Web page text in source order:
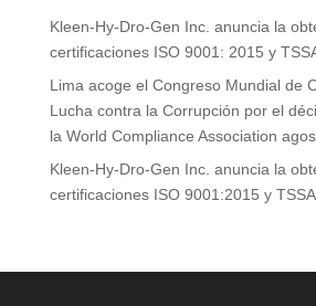
Kleen-Hy-Dro-Gen Inc. anuncia la
certificaciones ISO 9001: 2015 y
Lima acoge el Congreso Mundial de
Lucha contra la Corrupción por el
la World Compliance Association
Kleen-Hy-Dro-Gen Inc. anuncia la
certificaciones ISO 9001:2015 y TSSA